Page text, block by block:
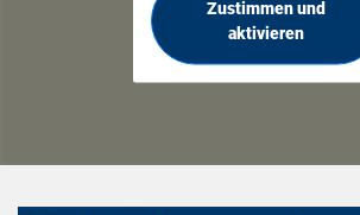
Zustimmen und
aktivieren